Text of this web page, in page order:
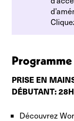
Programme
PRISE EN
DÉBUTANT: 28H
Découvrez